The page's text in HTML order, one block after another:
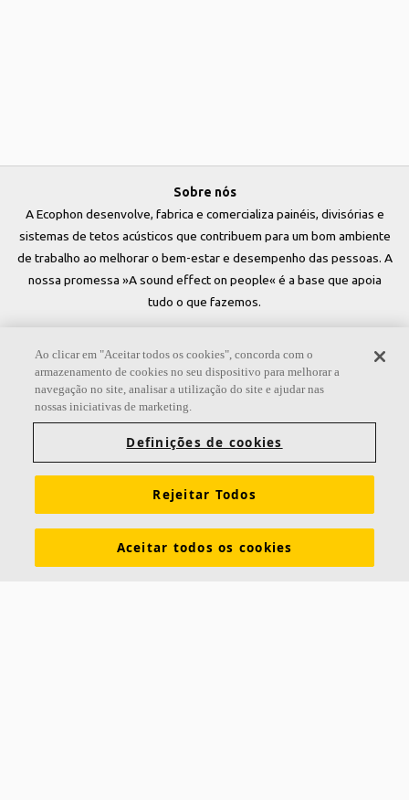
Sobre nós
A Ecophon desenvolve, fabrica e comercializa painéis, divisórias e
sistemas de tetos acústicos que contribuem para um bom ambiente
de trabalho ao melhorar o bem-estar e desempenho das pessoas. A
nossa promessa »A sound effect on people« é a base que apoia
tudo o que fazemos.
Links
Sobre a Ecophon Conhecimentos sobre acústica
Cores e superfícies Exigências funcionais
Sustentabilidade Tools & Services Informação legal
Ao clicar em "Aceitar todos os cookies", concorda com o
armazenamento de cookies no seu dispositivo para melhorar a
navegação no site, analisar a utilização do site e ajudar nas
nossas iniciativas de marketing.
Definições de cookies
Rejeitar Todos
Aceitar todos os cookies